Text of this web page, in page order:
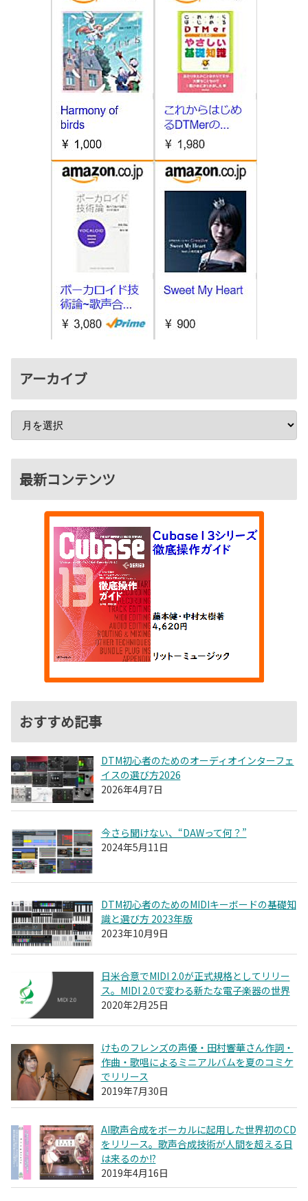
アーカイブ
最新コンテンツ
おすすめ記事
DTM初心者のためのオーディオインターフェ
イスの選び方2026
2026年4月7日
今さら聞けない、“DAWって何？”
2024年5月11日
DTM初心者のためのMIDIキーボードの基礎知
識と選び方 2023年版
2023年10月9日
日米合意でMIDI 2.0が正式規格としてリリー
ス。MIDI 2.0で変わる新たな電子楽器の世界
2020年2月25日
けものフレンズの声優・田村響華さん作詞・
作曲・歌唱によるミニアルバムを夏のコミケ
でリリース
2019年7月30日
AI歌声合成をボーカルに起用した世界初のCD
をリリース。歌声合成技術が人間を超える日
は来るのか!?
2019年4月16日